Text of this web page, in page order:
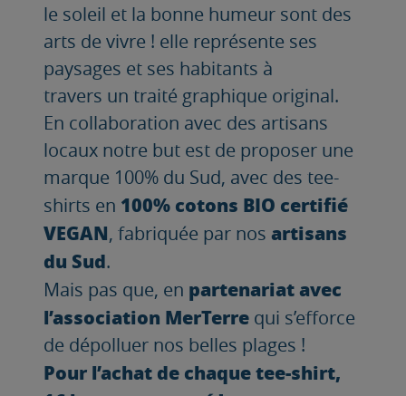
le soleil et la bonne humeur sont des
arts de vivre ! elle représente ses
paysages et ses habitants à
travers un traité graphique original.
En collaboration avec des artisans
locaux notre but est de proposer une
marque 100% du Sud, avec des tee-
shirts en 100% cotons BIO certifié
VEGAN, fabriquée par nosartisans
du Sud.
Mais pas que, en partenariat avec
l’association MerTerre qui s’efforce
de dépolluer nos belles plages !
Pour l’achat de chaque tee-shirt,